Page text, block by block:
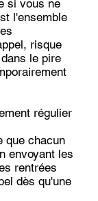
si vous ne
l'ensemble
risque
le pire
régulier
que chacun
envoyant les
rentrées
dès qu'une